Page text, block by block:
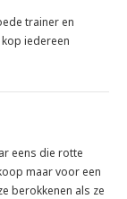
trainer en
iedereen
eens die rotte
maar voor een
berokkenen als ze